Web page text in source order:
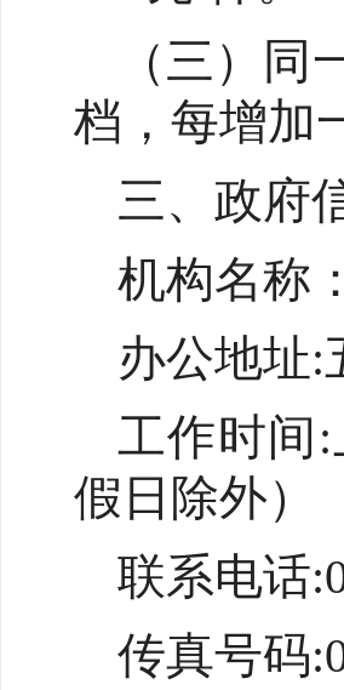
（三）
档，每增加
三、政府
机构名称
办公地址:
工作时间:
假日除外）
联系电话
传真号码